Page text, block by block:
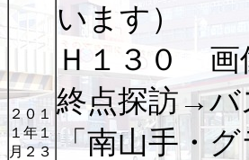
２０１
１年１
月２３
います）
Ｈ１３０ 画
終点探訪→バ
「南山手・